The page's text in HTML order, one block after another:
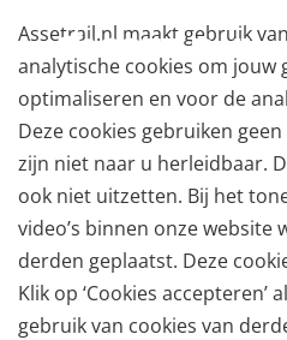
Assetrail.nl maakt gebruik
analytische cookies om
optimaliseren en voor de
Deze cookies gebruiken
zijn niet naar u herleidbaar.
ook niet uitzetten. Bij het
video’s binnen onze website
derden geplaatst. Deze
Klik op ‘Cookies
gebruik van cookies van